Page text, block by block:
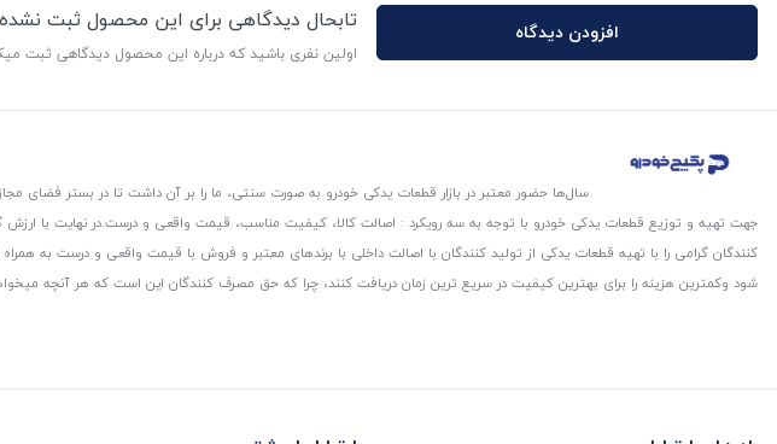
افزودن دیدگاه تابحال دیدگاهی برای این محصول ثبت نشده
اولین نفری باشید که درباره این محصول دیدگاهی ثبت
سال‌ها حضور معتبر در بازار قطعات یدکی خودرو به صورت سنتی، ما را بر آن داشت تا در بستر فضای
جهت تهیه و توزیع قطعات یدکی خودرو با توجه به سه رویکرد : اصالت کالا، کیفیت مناسب، قیمت واقعی و درست.در نهایت با
کنندگان گرامی را با تهیه قطعات یدکی از تولید کنندگان با اصالت داخلی با برندهای معتبر و فروش با قیمت واقعی و درست به
شود و‌کمترین هزینه را برای بهترین کیفیت در سریع ترین زمان دریافت کنند، چرا که حق مصرف کنندگان این است که هر آنچه